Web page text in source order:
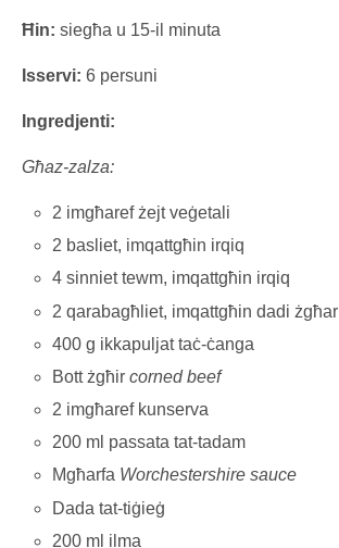
Ħin: siegħa u 15-il minuta
Isservi: 6 persuni
Ingredjenti:
Għaz-zalza:
2 imgħaref żejt veġetali
2 basliet, imqattgħin irqiq
4 sinniet tewm, imqattgħin irqiq
2 qarabagħliet, imqattgħin dadi żgħar
400 g ikkapuljat taċ-ċanga
Bott żgħircorned beef
2 imgħaref kunserva
200 ml passata tat-tadam
Mgħarfa Worchestershire sauce
Dada tat-tiġieġ
200 ml ilma